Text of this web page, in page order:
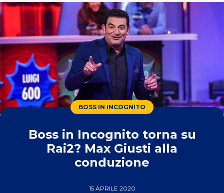
BOSS IN INCOGNITO
Boss in Incognito torna su
Rai2? Max Giusti alla
conduzione
15 APRILE 2020